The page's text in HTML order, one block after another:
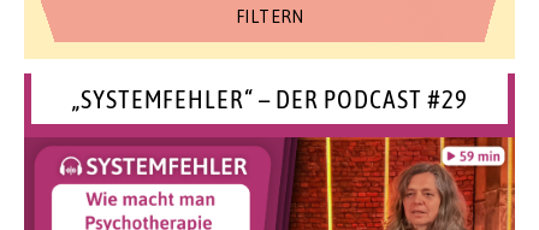
„SYSTEMFEHLER“ – DER PODCAST #29